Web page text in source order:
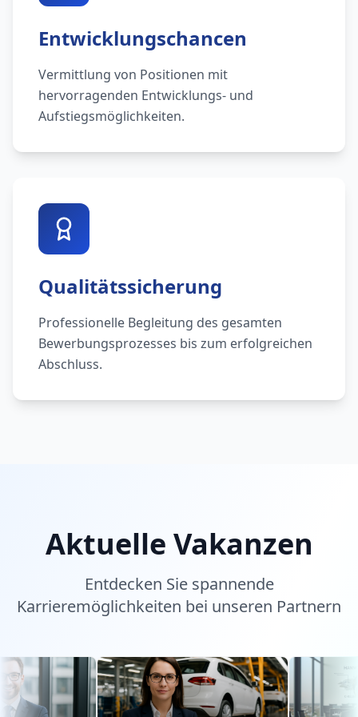
Entwicklungschancen
Vermittlung von Positionen mit
hervorragenden Entwicklungs- und
Aufstiegsmöglichkeiten.
Qualitätssicherung
Professionelle Begleitung des gesamten
Bewerbungsprozesses bis zum erfolgreichen
Abschluss.
Aktuelle Vakanzen
Entdecken Sie spannende
Karrieremöglichkeiten bei unseren Partnern